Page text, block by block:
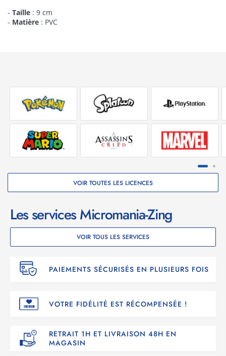
- Taille : 9 cm
- Matière : PVC
VOIR TOUTES LES LICENCES
Les services Micromania-Zing
VOIR TOUS LES SERVICES
PAIEMENTS SÉCURISÉS EN PLUSIEURS FOIS
VOTRE FIDÉLITÉ EST RÉCOMPENSÉE !
RETRAIT 1H ET LIVRAISON 48H EN
MAGASIN